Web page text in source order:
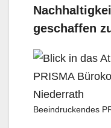
geschaffen
Beeindruckendes